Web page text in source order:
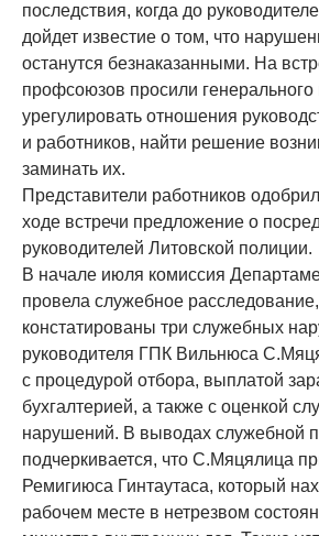
последствия, когда до
дойдет известие о том, что
останутся безнаказанными. На
профсоюзов просили генерального
урегулировать отношения
и работников, найти решение
заминать их.
Представители работников
ходе встречи предложение о
руководителей Литовской полиции.
В начале июля комиссия
провела служебное
констатированы три служебных
руководителя ГПК Вильнюса
с процедурой отбора, выплатой
бухгалтерией, а также с оценкой
нарушений. В выводах служебной
подчеркивается, что С.Мяцялица
Ремигиюса Гинтаутаса, который
рабочем месте в нетрезвом